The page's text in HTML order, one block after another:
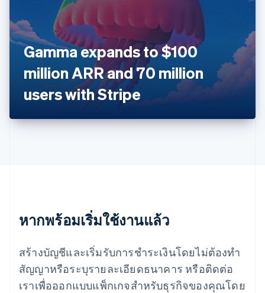
Gamma expands to $100
million ARR and 70 million
users with Stripe
หากพร้อมเริ่มใช้งานแล้ว
สร้างบัญชีและเริ่มรับการชำระเงินโดยไม่ต้องทำ
สัญญาหรือระบุรายละเอียดธนาคาร หรือติดต่อ
เราเพื่อออกแบบแพ็กเกจสำหรับธุรกิจของคุณโดย
ฟินแลนด์
English
มอลตา
English
มาเลเซีย
เม็กซิโก
English
ยิบรอลตาร์
เยอรมนี
English
ลิกเตนสไตน์
ลิทัวเนีย
English
สเปน
EspañolEnglish